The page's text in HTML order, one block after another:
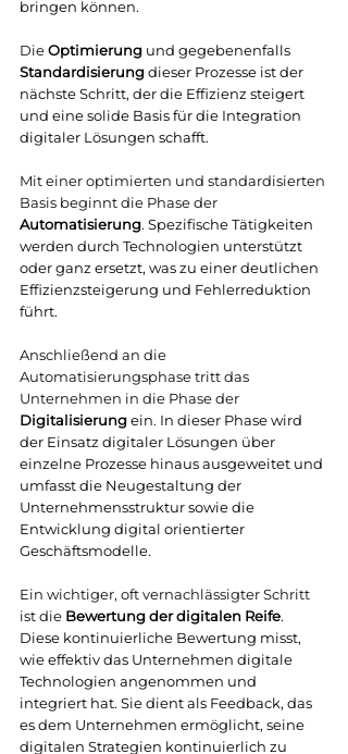
bringen können.
Die Optimierung und gegebenenfalls
Standardisierung dieser Prozesse ist der
nächste Schritt, der die Effizienz steigert
und eine solide Basis für die Integration
digitaler Lösungen schafft.
Mit einer optimierten und standardisierten
Basis beginnt die Phase der
Automatisierung. Spezifische Tätigkeiten
werden durch Technologien unterstützt
oder ganz ersetzt, was zu einer deutlichen
Effizienzsteigerung und Fehlerreduktion
führt.
Anschließend an die
Automatisierungsphase tritt das
Unternehmen in die Phase der
Digitalisierung ein. In dieser Phase wird
der Einsatz digitaler Lösungen über
einzelne Prozesse hinaus ausgeweitet und
umfasst die Neugestaltung der
Unternehmensstruktur sowie die
Entwicklung digital orientierter
Geschäftsmodelle.
Ein wichtiger, oft vernachlässigter Schritt
ist die Bewertung der digitalen Reife.
Diese kontinuierliche Bewertung misst,
wie effektiv das Unternehmen digitale
Technologien angenommen und
integriert hat. Sie dient als Feedback, das
es dem Unternehmen ermöglicht, seine
digitalen Strategien kontinuierlich zu